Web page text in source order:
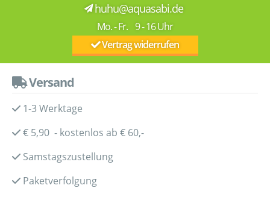
huhu@aquasabi.de
Mo. - Fr. 9 - 16 Uhr
Vertrag widerrufen
Versand
1-3 Werktage
€ 5,90 - kostenlos ab € 60,-
Samstagszustellung
Paketverfolgung